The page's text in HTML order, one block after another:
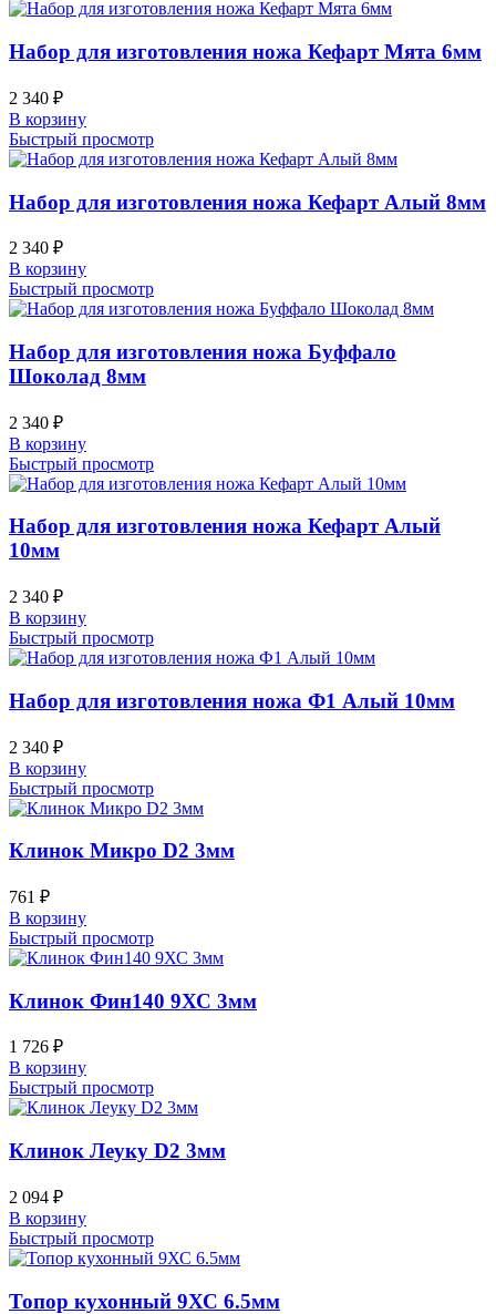
Набор для изготовления ножа Кефарт Мята 6мм
2 340 ₽
В корзину
Быстрый просмотр
Набор для изготовления ножа Кефарт Алый 8мм
2 340 ₽
В корзину
Быстрый просмотр
Набор для изготовления ножа Буффало
Шоколад 8мм
2 340 ₽
В корзину
Быстрый просмотр
Набор для изготовления ножа Кефарт Алый
10мм
2 340 ₽
В корзину
Быстрый просмотр
Набор для изготовления ножа Ф1 Алый 10мм
2 340 ₽
В корзину
Быстрый просмотр
Клинок Микро D2 3мм
761 ₽
В корзину
Быстрый просмотр
Клинок Фин140 9ХС 3мм
1 726 ₽
В корзину
Быстрый просмотр
Клинок Леуку D2 3мм
2 094 ₽
В корзину
Быстрый просмотр
Топор кухонный 9ХС 6.5мм